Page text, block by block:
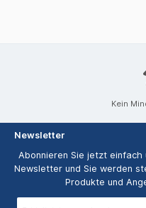
Kein
Newsletter
Abonnieren Sie jetzt einfach
Newsletter und Sie werden
Produkte und